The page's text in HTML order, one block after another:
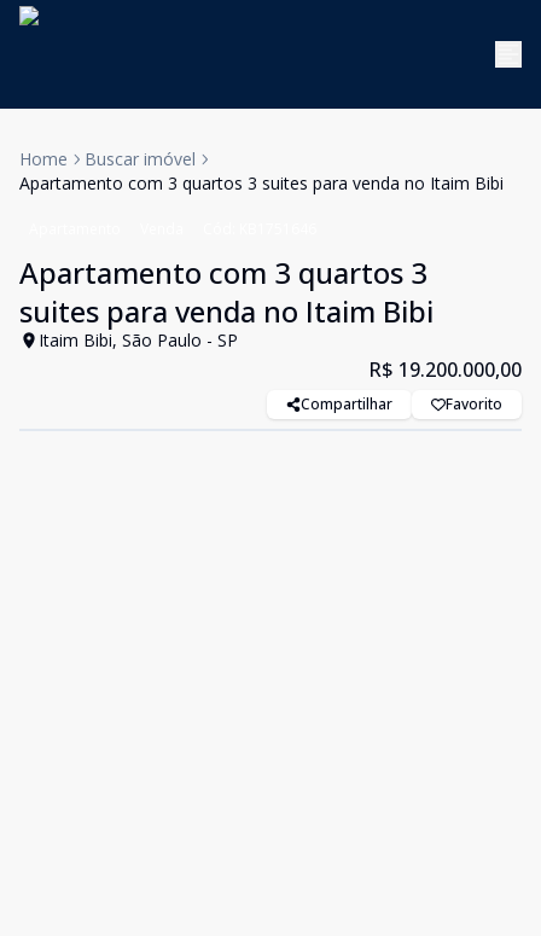
Home
Buscar imóvel
Apartamento com 3 quartos 3 suites para venda no Itaim Bibi
Apartamento com 3 quartos 3
suites para venda no Itaim Bibi
Itaim Bibi, São Paulo - SP
R$ 19.200.000,00
Compartilhar Favorito